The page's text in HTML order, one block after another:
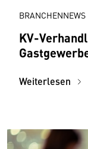
BRANCHENNEWS
KV-
Weiterlesen